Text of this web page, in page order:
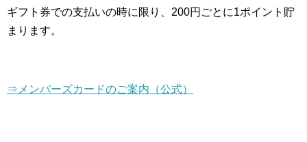
ギフト券での支払いの時に限り、200円ごとに1ポイント貯
まります。
⇒メンバーズカードのご案内（公式）